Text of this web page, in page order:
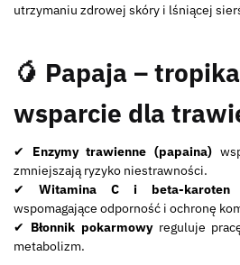
utrzymaniu zdrowej skóry i lśniącej
🥭 Papaja –
wsparcie dla
✔ Enzymy trawienne (papaina)
zmniejszają ryzyko niestrawności.
✔ Witamina C i beta-karoten
wspomagające odporność i ochronę
✔ Błonnik pokarmowyreguluje
metabolizm.